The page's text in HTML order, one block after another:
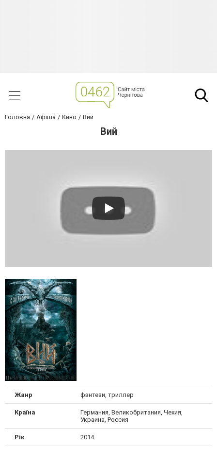
Головна Афіша Кино Вий
Вий
Жанр фэнтези, триллер
Країна
Германия, Великобритания, Чехия,
Украина, Россия
Рік 2014